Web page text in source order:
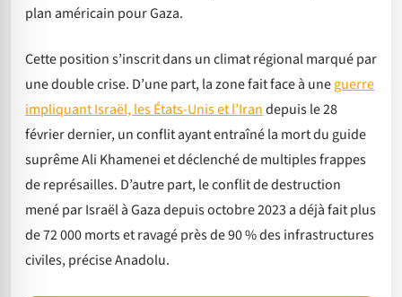
plan américain pour Gaza.
Cette position s’inscrit dans un climat régional marqué par
une double crise. D’une part, la zone fait face à uneguerre
impliquant Israël, les États-Unis et l’Irandepuis le 28
février dernier, un conflit ayant entraîné la mort du guide
suprême Ali Khamenei et déclenché de multiples frappes
de représailles. D’autre part, le conflit de destruction
mené par Israël à Gaza depuis octobre 2023 a déjà fait plus
de 72 000 morts et ravagé près de 90 % des infrastructures
civiles, précise Anadolu.